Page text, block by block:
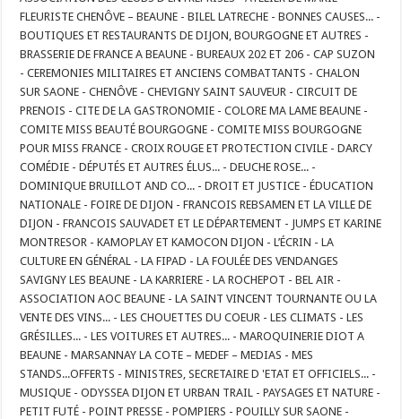
FLEURISTE CHENÔVE – BEAUNE - BILEL LATRECHE - BONNES CAUSES... -
BOUTIQUES ET RESTAURANTS DE DIJON, BOURGOGNE ET AUTRES -
BRASSERIE DE FRANCE A BEAUNE - BUREAUX 202 ET 206 - CAP SUZON
- CEREMONIES MILITAIRES ET ANCIENS COMBATTANTS - CHALON
SUR SAONE - CHENÔVE - CHEVIGNY SAINT SAUVEUR - CIRCUIT DE
PRENOIS - CITE DE LA GASTRONOMIE - COLORE MA LAME BEAUNE -
COMITE MISS BEAUTÉ BOURGOGNE - COMITE MISS BOURGOGNE
POUR MISS FRANCE - CROIX ROUGE ET PROTECTION CIVILE - DARCY
COMÉDIE - DÉPUTÉS ET AUTRES ÉLUS... - DEUCHE ROSE... -
DOMINIQUE BRUILLOT AND CO... - DROIT ET JUSTICE - ÉDUCATION
NATIONALE - FOIRE DE DIJON - FRANCOIS REBSAMEN ET LA VILLE DE
DIJON - FRANCOIS SAUVADET ET LE DÉPARTEMENT - JUMPS ET KARINE
MONTRESOR - KAMOPLAY ET KAMOCON DIJON - L’ÉCRIN - LA
CULTURE EN GÉNÉRAL - LA FIPAD - LA FOULÉE DES VENDANGES
SAVIGNY LES BEAUNE - LA KARRIERE - LA ROCHEPOT - BEL AIR -
ASSOCIATION AOC BEAUNE - LA SAINT VINCENT TOURNANTE OU LA
VENTE DES VINS... - LES CHOUETTES DU COEUR - LES CLIMATS - LES
GRÉSILLES... - LES VOITURES ET AUTRES... - MAROQUINERIE DIOT A
BEAUNE - MARSANNAY LA COTE – MEDEF – MEDIAS - MES
STANDS...OFFERTS - MINISTRES, SECRETAIRE D 'ETAT ET OFFICIELS... -
MUSIQUE - ODYSSEA DIJON ET URBAN TRAIL - PAYSAGES ET NATURE -
PETIT FUTÉ - POINT PRESSE - POMPIERS - POUILLY SUR SAONE -